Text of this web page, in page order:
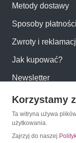
Metody dostawy
Sposoby płatności
Zwroty i
Jak kupować?
Newsletter
Konto
Moje konto
Korzystamy
Ta witryna używa
użytkowania.
Zajrzyj do naszej